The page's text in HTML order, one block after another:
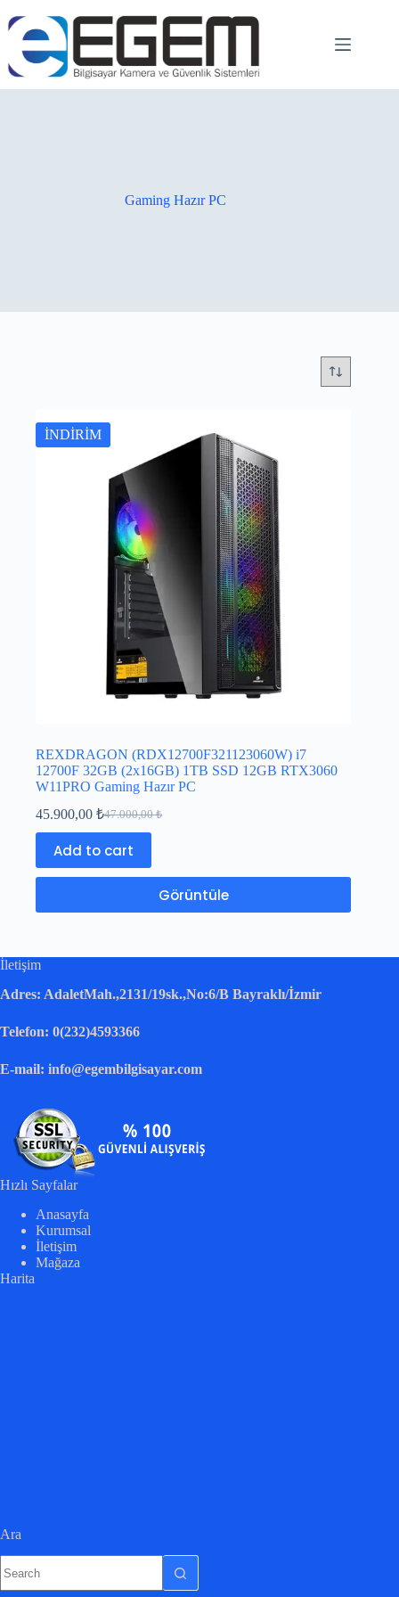
Gaming Hazır PC
İNDİRİM
REXDRAGON (RDX12700F321123060W) i7
12700F 32GB (2x16GB) 1TB SSD 12GB RTX3060
W11PRO Gaming Hazır PC
47.000,00₺
45.900,00 ₺
Add to cart
Görüntüle
İletişim
Adres: AdaletMah.,2131/19sk.,No:6/B Bayraklı/İzmir
Telefon: 0(232)4593366
E-mail: info@egembilgisayar.com
Hızlı Sayfalar
Anasayfa
Kurumsal
İletişim
Mağaza
Harita
Ara